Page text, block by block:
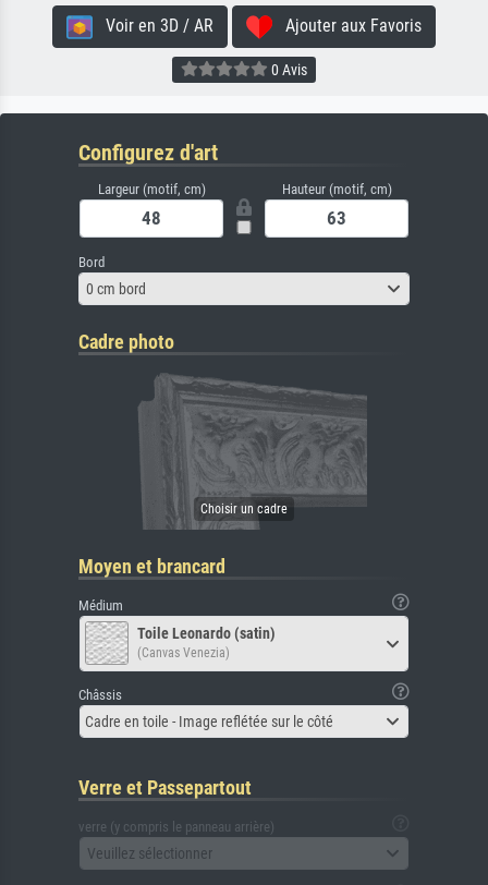
Voir en 3D / AR Ajouter aux Favoris
0 Avis
Configurez d'art
Largeur (motif, cm) Hauteur (motif, cm)
Bord
0 cm bord
Cadre photo
Moyen et brancard
Médium
Toile Leonardo (satin)
(Canvas Venezia)
Châssis
Cadre en toile - Image reflétée sur le côté
Verre et Passepartout
verre (y compris le panneau arrière)
Veuillez sélectionner